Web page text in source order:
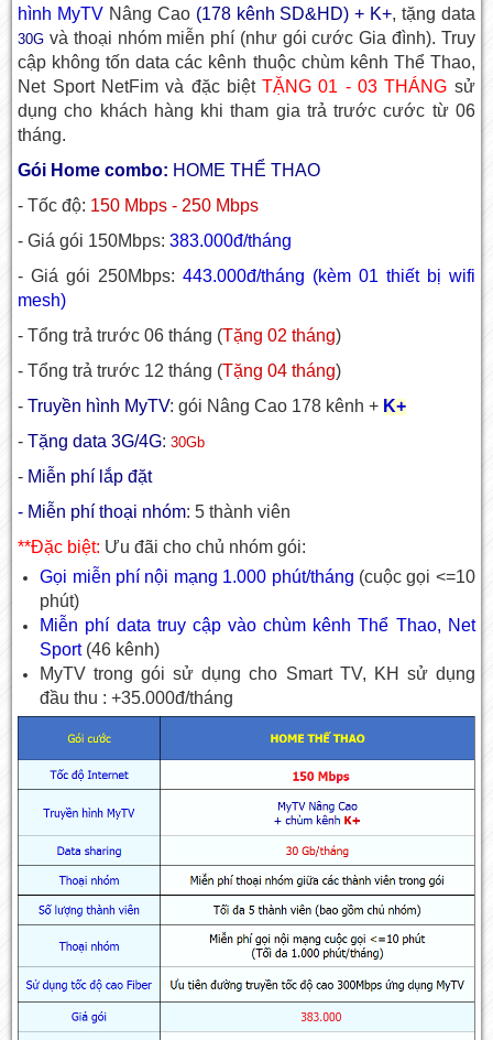
hình MyTV Nâng Cao (178 kênh SD&HD) + K+, tặng data
30G và thoại nhóm miễn phí (như gói cước Gia đình). Truy
cập không tốn data các kênh thuộc chùm kênh Thể Thao,
Net Sport NetFim và đặc biệtTẶNG 01 - 03 THÁNG sử
dụng cho khách hàng khi tham gia trả trước cước từ 06
tháng.
Gói Home combo: HOME THỂ THAO
- Tốc độ: 150 Mbps - 250 Mbps
- Giá gói 150Mbps:383.000đ/tháng
- Giá gói 250Mbps:443.000đ/tháng (kèm 01 thiết bị wifi
mesh)
- Tổng trả trước 06 tháng (Tặng 02 tháng)
- Tổng trả trước 12 tháng (Tặng 04 tháng)
-Truyền hình MyTV: gói Nâng Cao 178 kênh + K+
-Tặng data 3G/4G:30Gb
- Miễn phí lắp đặt
- Miễn phí thoại nhóm: 5 thành viên
**Đặc biệt: Ưu đãi cho chủ nhóm gói:
Gọi miễn phí nội mạng 1.000 phút/tháng (cuộc gọi <=10
phút)
Miễn phí data truy cập vào chùm kênh Thể Thao, Net
Sport (46 kênh)
MyTV trong gói sử dụng cho Smart TV, KH sử dụng
đầu thu : +35.000đ/tháng